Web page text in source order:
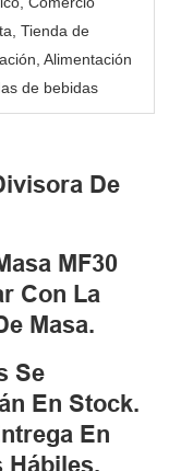
Tienda de
Alimentación
de bebidas
​​de
MF30
Con La
Masa.
Se
En Stock.
En
Hábiles.